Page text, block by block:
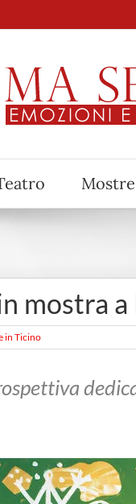
Mostre
mostra
in Ticino